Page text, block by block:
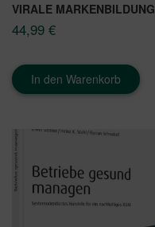
VIRALE MARKENBILDUNG
44,99 €
In den Warenkorb